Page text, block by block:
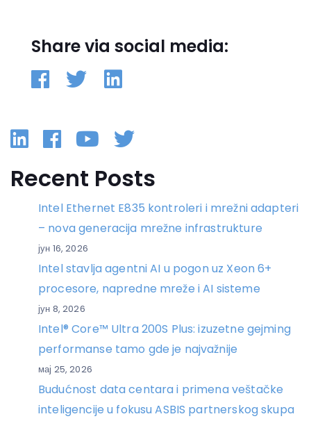
Share via social media:
Linkedin
Facebook
YouTube
Twitter
Recent Posts
Intel Ethernet E835 kontroleri i mrežni adapteri
– nova generacija mrežne infrastrukture
јун 16, 2026
Intel stavlja agentni AI u pogon uz Xeon 6+
procesore, napredne mreže i AI sisteme
јун 8, 2026
Intel® Core™ Ultra 200S Plus: izuzetne gejming
performanse tamo gde je najvažnije
мај 25, 2026
Budućnost data centara i primena veštačke
inteligencije u fokusu ASBIS partnerskog skupa